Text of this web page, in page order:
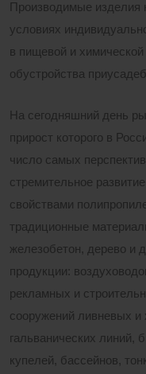
Производимые изделия
условиях
в пищевой и
обустройства
На сегодняшний день
прирост которого в
число самых
стремительное
свойствами
традиционные
железобетон, дерево и
продукции:
рекламных и
сооружений ливневых и
гальванических
купелей, бассейнов,